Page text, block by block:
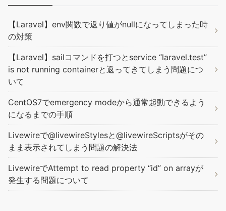
【Laravel】env関数で返り値がnullになってしまった時
の対策
【Laravel】sailコマンドを打つとservice “laravel.test”
is not running containerと返ってきてしまう問題につ
いて
CentOS7でemergency modeから通常起動できるよう
になるまでの手順
Livewireで@livewireStylesと@livewireScriptsがその
まま表示されてしまう問題の解決法
LivewireでAttempt to read property “id” on arrayが
発生する問題について